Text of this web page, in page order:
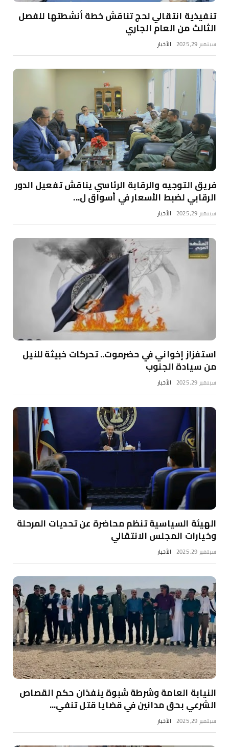
تنفيذية انتقالي لحج تناقش خطة أنشطتها للفصل
الثالث من العام الجاري
سبتمبر 29, 2025 الأخبار
فريق التوجيه والرقابة الرئاسي يناقش تفعيل الدور
الرقابي لضبط الأسعار في أسواق ل...
سبتمبر 29, 2025 الأخبار
استفزاز إخواني في حضرموت.. تحركات خبيثة للنيل
من سيادة الجنوب
سبتمبر 29, 2025 الأخبار
الهيئة السياسية تنظم محاضرة عن تحديات المرحلة
وخيارات المجلس الانتقالي
سبتمبر 29, 2025 الأخبار
النيابة العامة وشرطة شبوة ينفذان حكم القصاص
الشرعي بحق مدانين في قضايا قتل تنفي...
سبتمبر 29, 2025 الأخبار